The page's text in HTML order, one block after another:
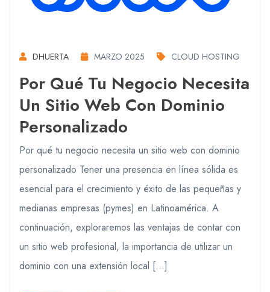
DHUERTA MARZO 2025 CLOUD HOSTING
Por Qué Tu Negocio Necesita
Un Sitio Web Con Dominio
Personalizado
Por qué tu negocio necesita un sitio web con dominio
personalizado Tener una presencia en línea sólida es
esencial para el crecimiento y éxito de las pequeñas y
medianas empresas (pymes) en Latinoamérica. A
continuación, exploraremos las ventajas de contar con
un sitio web profesional, la importancia de utilizar un
dominio con una extensión local […]